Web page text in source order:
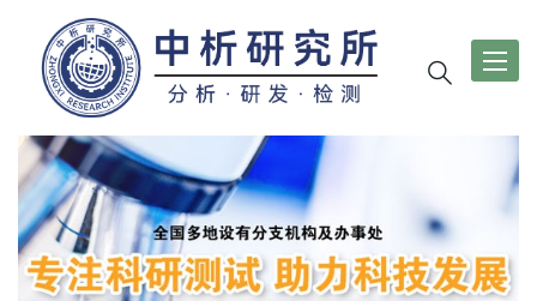
导
航